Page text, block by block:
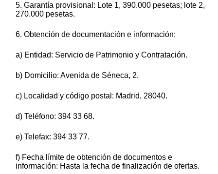
5. Garantía provisional: Lote 1, 390.000 pesetas; lote 2,
270.000 pesetas.
6. Obtención de documentación e información:
a) Entidad: Servicio de Patrimonio y Contratación.
b) Domicilio: Avenida de Séneca, 2.
c) Localidad y código postal: Madrid, 28040.
d) Teléfono: 394 33 68.
e) Telefax: 394 33 77.
f) Fecha límite de obtención de documentos e
información: Hasta la fecha de finalización de ofertas.